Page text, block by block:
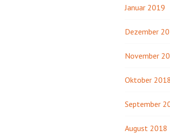
Januar 2019
Dezember
November
Oktober 2018
September
August 2018